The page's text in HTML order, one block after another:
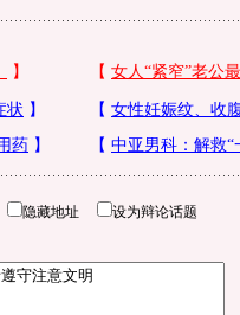
隐藏地址 设为辩论话题